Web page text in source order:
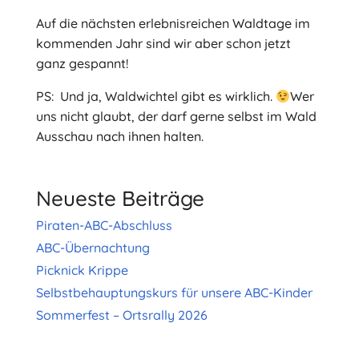
Auf die nächsten erlebnisreichen Waldtage im
kommenden Jahr sind wir aber schon jetzt
ganz gespannt!
PS: Und ja, Waldwichtel gibt es wirklich.
Wer
uns nicht glaubt, der darf gerne selbst im Wald
Ausschau nach ihnen halten.
Neueste Beiträge
Piraten-ABC-Abschluss
ABC-Übernachtung
Picknick Krippe
Selbstbehauptungskurs für unsere ABC-Kinder
Sommerfest – Ortsrally 2026